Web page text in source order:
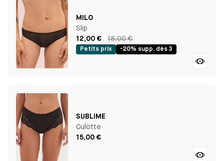
MILO
Slip
12,00 €
18,00 €
Petits prix -20% supp. dès 3
SUBLIME
Culotte
15,00 €